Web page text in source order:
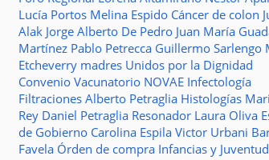
Lucía Portos Melina Espido Cáncer de colon
Alak Jorge Alberto De Pedro Juan María
Martínez Pablo Petrecca Guillermo Sarlengo
Etcheverry madres Unidos por la Dignidad
Convenio Vacunatorio NOVAE Infectología
Filtraciones Alberto Petraglia Histologías
Rey Daniel Petraglia Resonador Laura Oliva
de Gobierno Carolina Espila Victor Urbani
Favela Órden de compra Infancias y